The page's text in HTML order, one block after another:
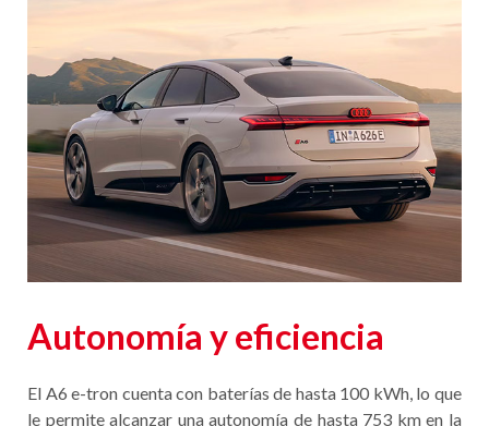
Autonomía y eficiencia
El A6 e-tron cuenta con baterías de hasta 100 kWh, lo que
le permite alcanzar una autonomía de hasta 753 km en la